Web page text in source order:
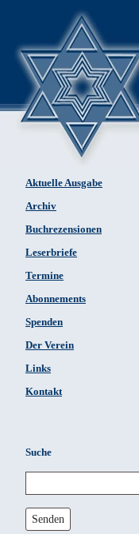
Aktuelle Ausgabe
Archiv
Buchrezensionen
Leserbriefe
Termine
Abonnements
Spenden
Der Verein
Links
Kontakt
Suche
Senden